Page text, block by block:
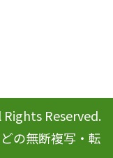
Reserved.
の無断複写・転